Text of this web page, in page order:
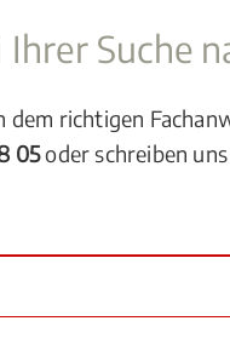
Suche
dem richtigen
05oder schreiben